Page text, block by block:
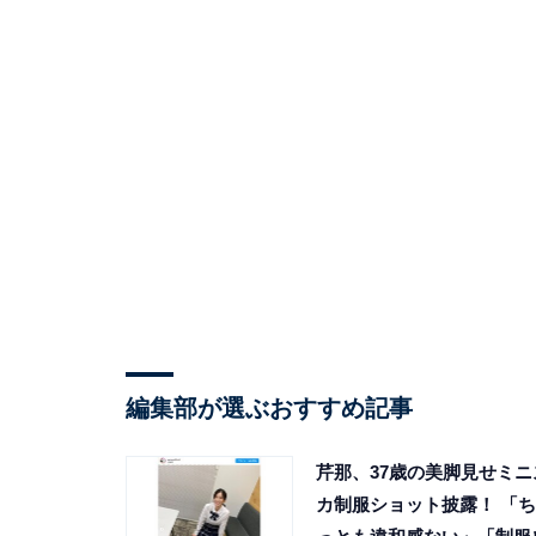
編集部が選ぶおすすめ記事
芹那、37歳の美脚見せミニ
カ制服ショット披露！ 「ち